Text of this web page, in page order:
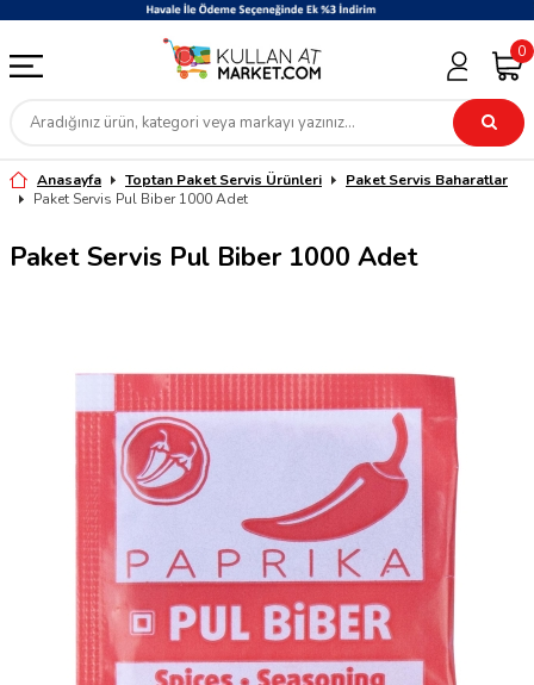
0
Anasayfa Toptan Paket Servis Ürünleri
Paket Servis Baharatlar
Paket Servis Pul Biber 1000 Adet
Paket Servis Pul Biber 1000 Adet